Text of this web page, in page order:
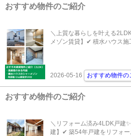
おすすめ物件のご紹介
＼上質な暮らしを叶える
メゾン賃貸】✔ 積水ハウス施
2026-05-16 おすすめ物件の
おすすめ物件のご紹介
＼リフォーム済み4LDK戸建
建】✔ 築54年戸建をリフォー